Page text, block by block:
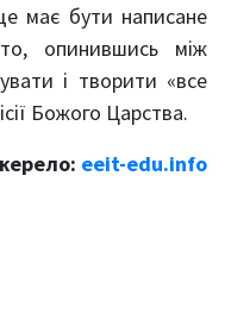
має бути написане
опинившись між
і творити «все
Божого Царства.
eeit-edu.info